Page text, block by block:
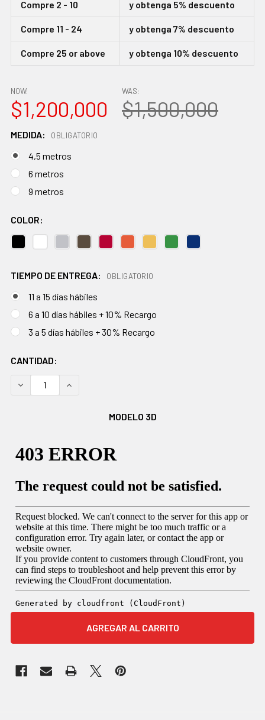
Compre 2 - 10 y obtenga 5% descuento
Compre 11 - 24 y obtenga 7% descuento
Compre 25 or above y obtenga 10% descuento
NOW:
$1,200,000
WAS:
$1,500,000
MEDIDA: OBLIGATORIO
4,5 metros
6 metros
9 metros
COLOR:
TIEMPO DE ENTREGA: OBLIGATORIO
11 a 15 días hábiles
6 a 10 días hábiles + 10% Recargo
3 a 5 días hábiles + 30% Recargo
EXISTENCIAS
ACTUALES:
CANTIDAD:
DISMINUIR CANTIDAD:AUMENTAR CANTIDAD:
MODELO 3D